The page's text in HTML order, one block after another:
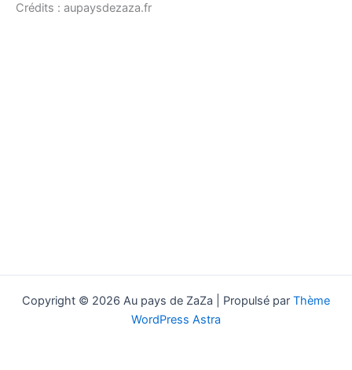
Crédits : aupaysdezaza.fr
Copyright © 2026 Au pays de ZaZa | Propulsé par Thème
WordPress Astra